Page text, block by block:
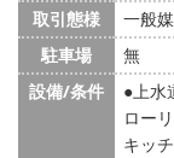
取引態様
一般
駐車場
無
設備/条件
上水
ロー
キッ